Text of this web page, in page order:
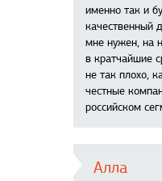
именно так и
качественный
мне нужен, на
в кратчайшие
не так плохо,
честные
российском
Алла